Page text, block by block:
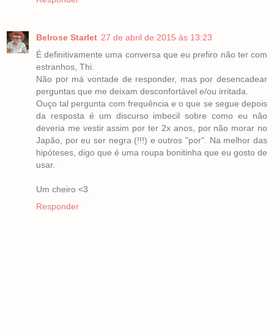
Belrose Starlet 27 de abril de 2015 às 13:23
É definitivamente uma conversa que eu prefiro não ter com
estranhos, Thi.
Não por má vontade de responder, mas por desencadear
perguntas que me deixam desconfortável e/ou irritada.
Ouço tal pergunta com frequência e o que se segue depois
da resposta é um discurso imbecil sobre como eu não
deveria me vestir assim por ter 2x anos, por não morar no
Japão, por eu ser negra (!!!) e outros "por". Na melhor das
hipóteses, digo que é uma roupa bonitinha que eu gosto de
usar.
Um cheiro <3
Responder